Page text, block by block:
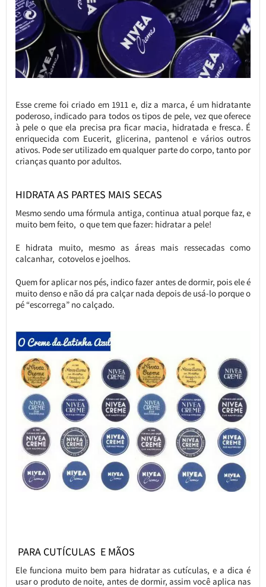
Esse creme foi criado em 1911 e, diz a marca, é um hidratante
poderoso, indicado para todos os tipos de pele, vez que oferece
à pele o que ela precisa pra ficar macia, hidratada e fresca. É
enriquecida com Eucerit, glicerina, pantenol e vários outros
ativos. Pode ser utilizado em qualquer parte do corpo, tanto por
crianças quanto por adultos.
HIDRATA AS PARTES MAIS SECAS
Mesmo sendo uma fórmula antiga, continua atual porque faz, e
muito bem feito, o que tem que fazer: hidratar a pele!
E hidrata muito, mesmo as áreas mais ressecadas como
calcanhar, cotovelos e joelhos.
Quem for aplicar nos pés, indico fazer antes de dormir, pois ele é
muito denso e não dá pra calçar nada depois de usá-lo porque o
pé “escorrega” no calçado.
PARA CUTÍCULAS E MÃOS
Ele funciona muito bem para hidratar as cutículas, e a dica é
usar o produto de noite, antes de dormir, assim você aplica nas